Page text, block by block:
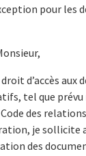
pour les
d’accès aux
tel que
des
je sollicite
des